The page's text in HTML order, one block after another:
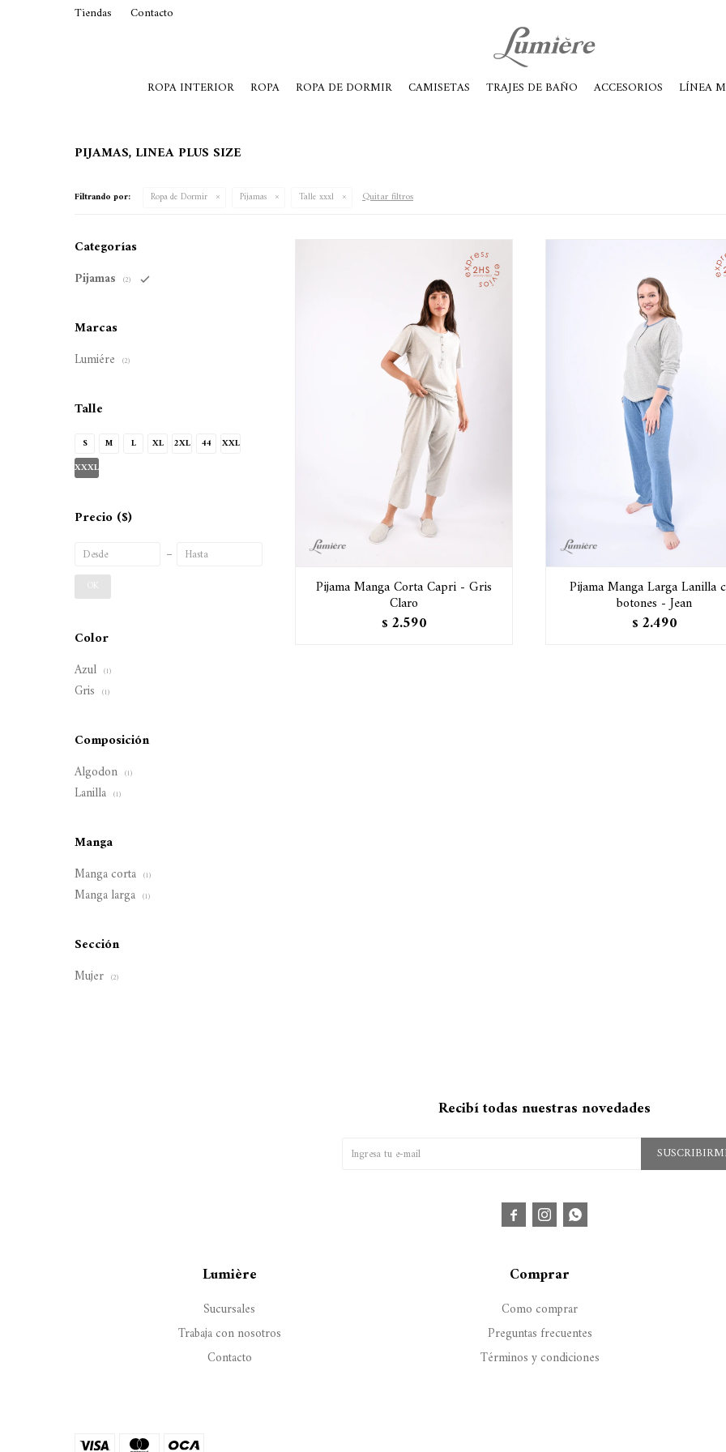
ROPA INTERIOR ROPA ROPA DE DORMIR CAMISETAS TRAJES DE BAÑO ACCESORIOS LÍNEA
Tiendas Contacto
PIJAMAS, LINEA PLUS SIZE
Filtrando por: Ropa de Dormir Pijamas Talle xxxl Quitar filtros
Pijama Manga Corta Capri - Gris
Claro
$ 2.590
Pijama Manga Larga Lanilla
botones - Jean
$ 2.490
Categorías
Pijamas (2)
Marcas
Lumiére (2)
Talle
S M L XL 2XL 44
XXL
XXXL
Precio ($)
OK
Color
Azul (1)
Gris (1)
Composición
Algodon (1)
Lanilla (1)
Manga
Manga corta (1)
Manga larga (1)
Sección
Mujer (2)
Lumière
Sucursales
Trabaja con nosotros
Contacto
Comprar
Como comprar
Preguntas frecuentes
Términos y condiciones
Recibí todas nuestras novedades
  